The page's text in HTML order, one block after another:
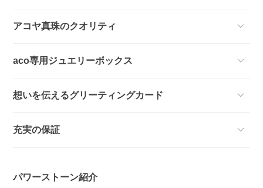
アコヤ真珠のクオリティ
aco専用ジュエリーボックス
想いを伝えるグリーティングカード
充実の保証
パワーストーン紹介